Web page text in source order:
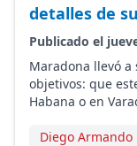
detalles de
Publicado el
Maradona llevó a
objetivos: que
Habana o en
Diego Armando